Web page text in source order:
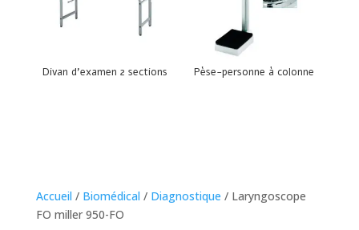
Divan d’examen 2 sections Pèse-personne à colonne
Accueil / Biomédical / Diagnostique / Laryngoscope
FO miller 950-FO